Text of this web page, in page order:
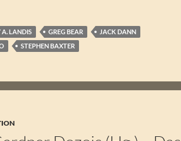
A. LANDIS GREG BEAR
JACK DANN
STEPHEN BAXTER